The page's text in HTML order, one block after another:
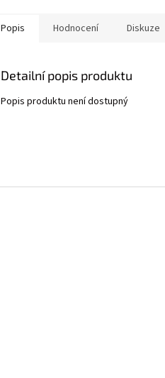
Popis Hodnocení Diskuze
Detailní popis produktu
Popis produktu není dostupný